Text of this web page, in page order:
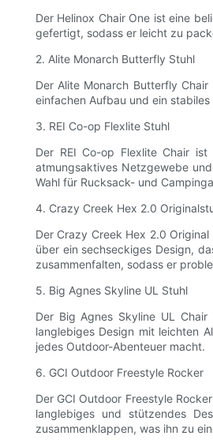
Der Helinox Chair One ist eine
gefertigt, sodass er leicht zu
2. Alite Monarch Butterfly Stuhl
Der Alite Monarch Butterfly
einfachen Aufbau und ein
3. REI Co-op Flexlite Stuhl
Der REI Co-op Flexlite Chair
atmungsaktives Netzgewebe
Wahl für Rucksack- und
4. Crazy Creek Hex 2.0
Der Crazy Creek Hex 2.0
über ein sechseckiges Design,
zusammenfalten, sodass er
5. Big Agnes Skyline UL Stuhl
Der Big Agnes Skyline UL
langlebiges Design mit leichten
jedes Outdoor-Abenteuer macht.
6. GCI Outdoor Freestyle Rocker
Der GCI Outdoor Freestyle
langlebiges und stützendes
zusammenklappen, was ihn zu